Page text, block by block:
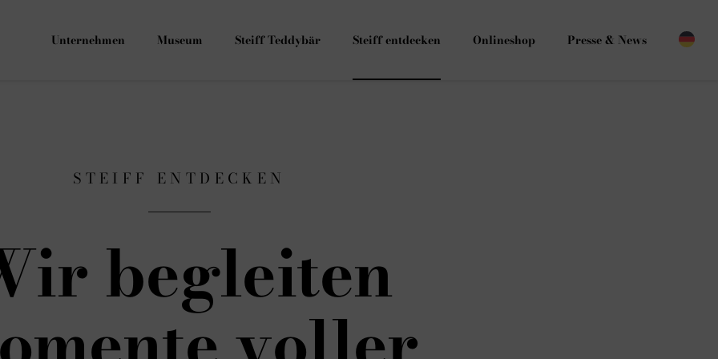
Unternehmen Museum Steiff Teddybär Steiff entdecken Onlineshop Presse & News
STEIFF ENTDECKEN
begleiten